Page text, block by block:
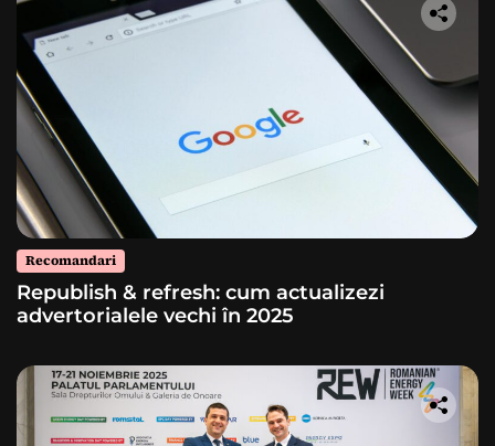
Recomandari
Republish & refresh: cum actualizezi
advertorialele vechi în 2025